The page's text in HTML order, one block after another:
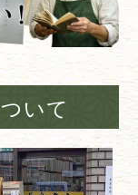
いて